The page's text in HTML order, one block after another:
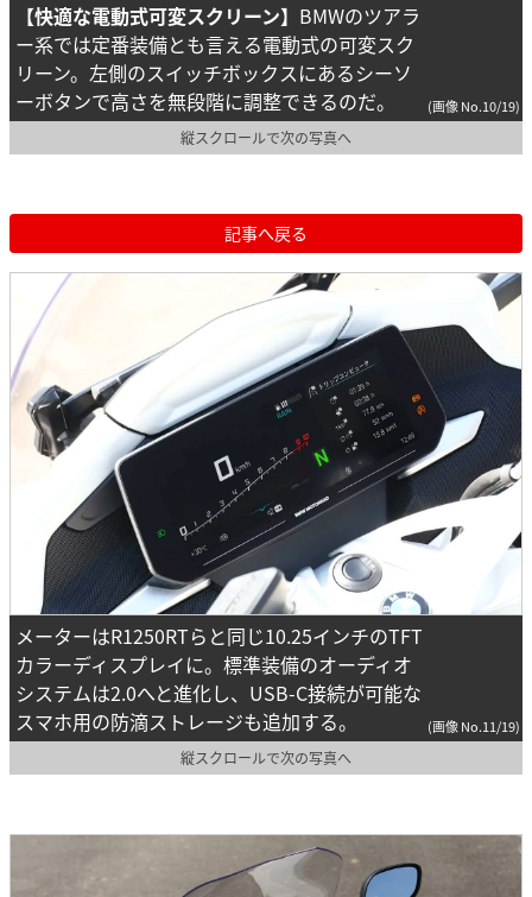
【快適な電動式可変スクリーン】 BMWのツアラ
ー系では定番装備とも言える電動式の可変スク
リーン。左側のスイッチボックスにあるシーソ
ーボタンで高さを無段階に調整できるのだ。
(画像 No.10/19)
縦スクロールで次の写真へ
記事へ戻る
メーターはR1250RTらと同じ10.25インチのTFT
カラーディスプレイに。標準装備のオーディオ
システムは2.0へと進化し、USB-C接続が可能な
スマホ用の防滴ストレージも追加する。
(画像 No.11/19)
縦スクロールで次の写真へ